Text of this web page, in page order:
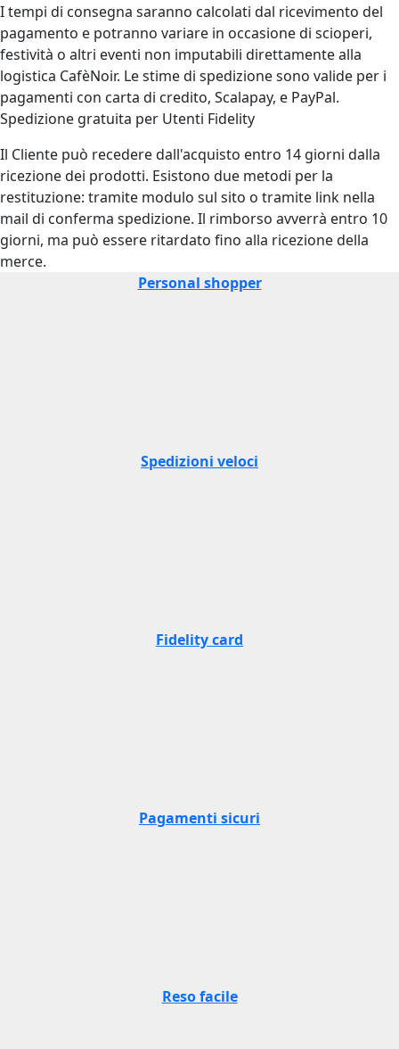
I tempi di consegna saranno calcolati dal ricevimento del
pagamento e potranno variare in occasione di scioperi,
festività o altri eventi non imputabili direttamente alla
logistica CafèNoir. Le stime di spedizione sono valide per i
pagamenti con carta di credito, Scalapay, e PayPal.
Spedizione gratuita per Utenti Fidelity
Il Cliente può recedere dall'acquisto entro 14 giorni dalla
ricezione dei prodotti. Esistono due metodi per la
restituzione: tramite modulo sul sito o tramite link nella
mail di conferma spedizione. Il rimborso avverrà entro 10
giorni, ma può essere ritardato fino alla ricezione della
merce.
Personal shopper
Spedizioni veloci
Fidelity card
Pagamenti sicuri
Reso facile